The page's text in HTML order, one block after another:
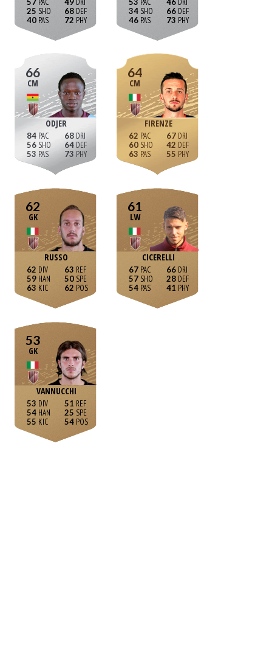
25
40
68
72
34
46
66
73
66
CM
ODJER
84
56
53
68
64
73
64
CM
FIRENZE
62
60
63
67
42
55
62
GK
RUSSO
62
59
63
63
50
62
61
LW
CICERELLI
67
57
54
66
28
41
53
GK
VANNUCCHI
53
54
55
51
25
54